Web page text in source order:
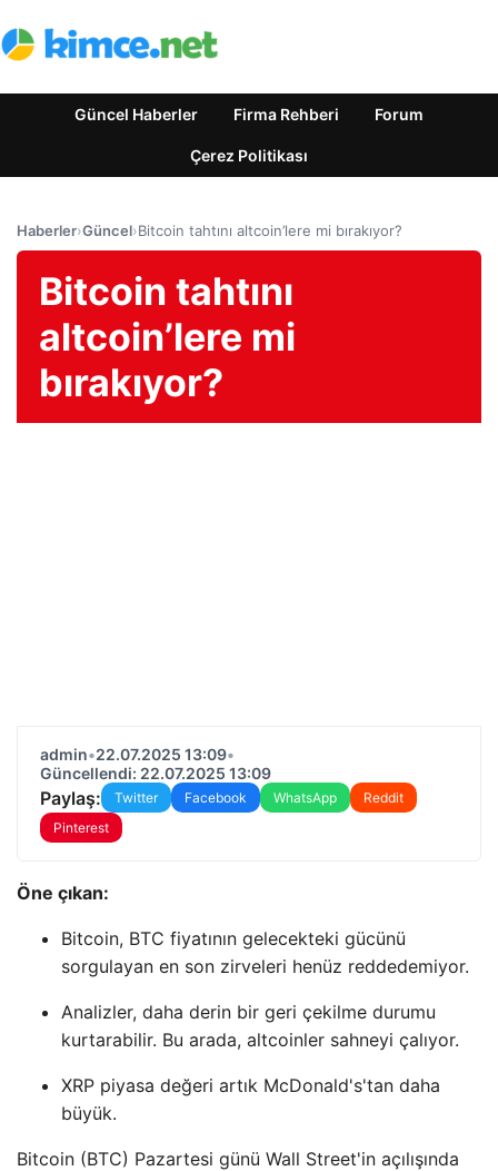
Güncel Haberler Firma Rehberi Forum
Çerez Politikası
Haberler›Güncel›Bitcoin tahtını altcoin’lere mi bırakıyor?
Bitcoin tahtını
altcoin’lere mi
bırakıyor?
admin•22.07.2025 13:09•
Güncellendi: 22.07.2025 13:09
Paylaş: Twitter Facebook WhatsApp
Reddit
Pinterest
Öne çıkan:
Bitcoin, BTC fiyatının gelecekteki gücünü
sorgulayan en son zirveleri henüz reddedemiyor.
Analizler, daha derin bir geri çekilme durumu
kurtarabilir. Bu arada, altcoinler sahneyi çalıyor.
XRP piyasa değeri artık McDonald's'tan daha
büyük.
Bitcoin (BTC) Pazartesi günü Wall Street'in açılışında